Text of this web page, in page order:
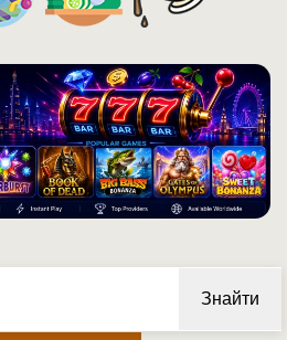
Знайти